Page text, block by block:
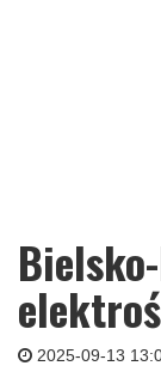
2025-09-13